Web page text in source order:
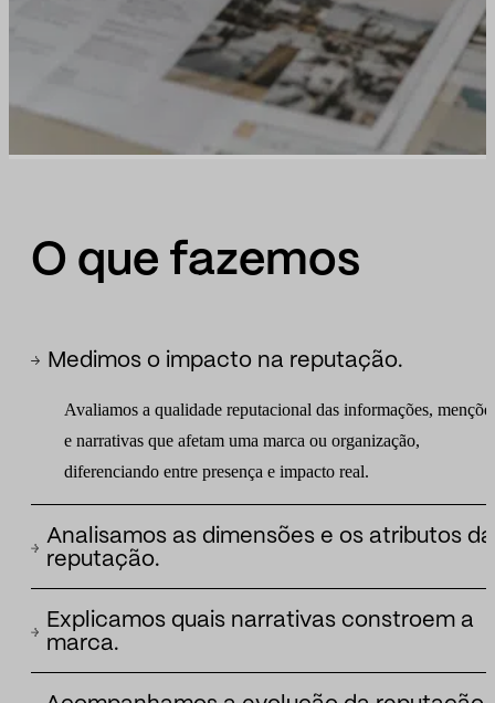
O que fazemos
Medimos o impacto na reputação.
Avaliamos a qualidade reputacional das informações,
e narrativas que afetam uma marca ou organização,
diferenciando entre presença e impacto real.
Analisamos as dimensões e os atributos da
reputação.
Identificamos quais aspectos da reputação estão sendo
fortalecidos ou deteriorados: liderança, inovação, integridade,
desempenho, sustentabilidade, compromisso social ou
Explicamos quais narrativas constroem a
marca.
Identificamos as narrativas que explicam o posicionamento